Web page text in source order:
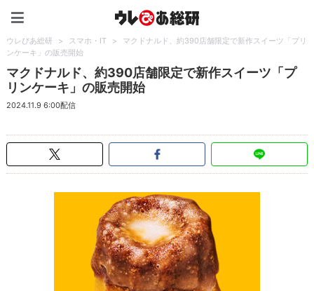
ウレぴあ総研 > スマホ・IT >
マクドナルド、約390店舗限定で新作スイーツ「プリ
ンケーキ」の販売開始
マクドナルド、約390店舗限定で新作スイーツ「プ
リンケーキ」の販売開始
2024.11.9 6:00配信